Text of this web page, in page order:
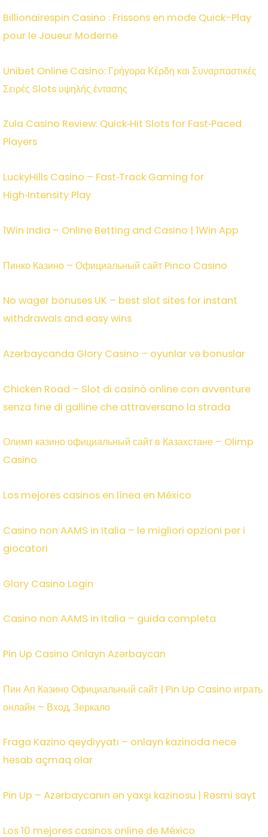
Billionairespin Casino : Frissons en mode Quick-Play
pour le Joueur Moderne
Unibet Online Casino: Γρήγορα Κέρδη και Συναρπαστικές
Σειρές Slots υψηλής έντασης
Zula Casino Review: Quick‑Hit Slots for Fast‑Paced
Players
LuckyHills Casino – Fast‑Track Gaming for
High‑Intensity Play
1Win India – Online Betting and Casino | 1Win App
Пинко Казино – Официальный сайт Pinco Casino
No wager bonuses UK – best slot sites for instant
withdrawals and easy wins
Azərbaycanda Glory Casino – oyunlar və bonuslar
Chicken Road – Slot di casinò online con avventure
senza fine di galline che attraversano la strada
Олимп казино официальный сайт в Казахстане – Olimp
Casino
Los mejores casinos en línea en México
Casino non AAMS in Italia – le migliori opzioni per i
giocatori
Glory Casino Login
Casino non AAMS in Italia – guida completa
Pin Up Casino Onlayn Azərbaycan
Пин Ап Казино Официальный сайт | Pin Up Casino играть
онлайн – Вход, Зеркало
Fraga Kazino qeydiyyatı – onlayn kazinoda necə
hesab açmaq olar
Pin Up – Azərbaycanın ən yaxşı kazinosu | Rəsmi sayt
Los 10 mejores casinos online de México